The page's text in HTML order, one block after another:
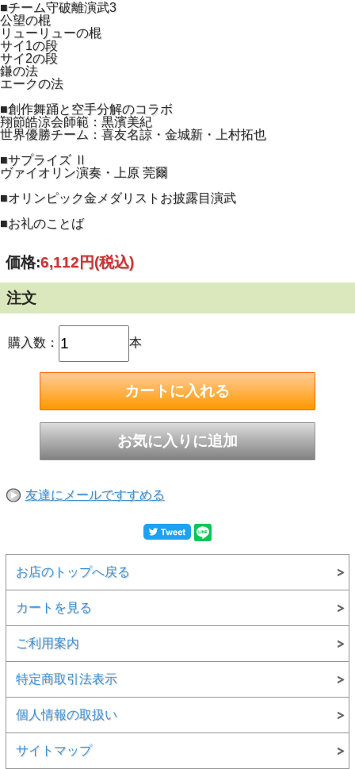
■チーム守破離演武3
公望の棍
リューリューの棍
サイ1の段
サイ2の段
鎌の法
エークの法
■創作舞踊と空手分解のコラボ
翔節皓涼会師範：黒濱美紀
世界優勝チーム：喜友名諒・金城新・上村拓也
■サプライズ Ⅱ
ヴァイオリン演奏・上原 莞爾
■オリンピック金メダリストお披露目演武
■お礼のことば
価格:6,112円(税込)
注文
購入数： 本
友達にメールですすめる
お店のトップへ戻る
カートを見る
ご利用案内
特定商取引法表示
個人情報の取扱い
サイトマップ